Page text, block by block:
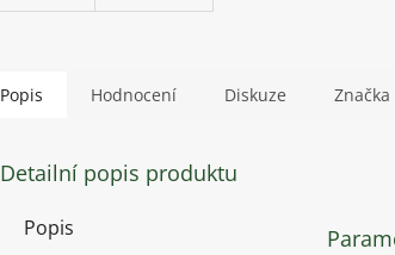
Popis Hodnocení Diskuze Značka
Detailní popis produktu
Popis